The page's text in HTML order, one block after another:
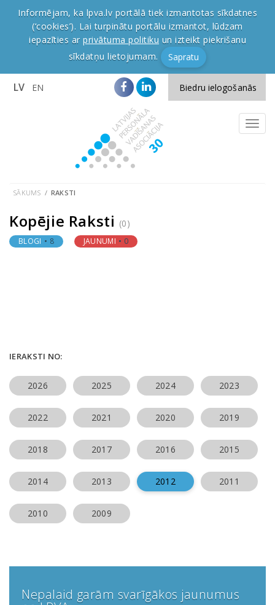
Informējam, ka lpva.lv portālā tiek izmantotas sīkdatnes
(‘cookies’). Lai turpinātu portālu izmantot, lūdzam
iepazīties ar privātuma politiku un izteikt piekrišanu
sīkdatņu lietojumam.
Sapratu
LV EN Biedru ielogošanās
SĀKUMS RAKSTI
Kopējie Raksti (0)
BLOGI 8 JAUNUMI 0
IERAKSTI NO:
2026 2025 2024 2023
2022 2021 2020 2019
2018 2017 2016 2015
2014 2013 2012 2011
2010 2009
Nepalaid garām svarīgākos jaunumus